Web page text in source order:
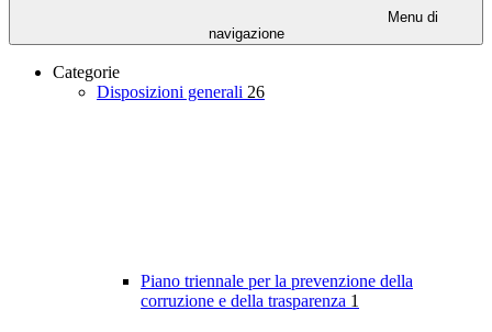
Menu di
navigazione
Categorie
Disposizioni generali 26
Piano triennale per la prevenzione della
corruzione e della trasparenza 1